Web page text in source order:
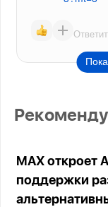
MAX откроет
поддержки